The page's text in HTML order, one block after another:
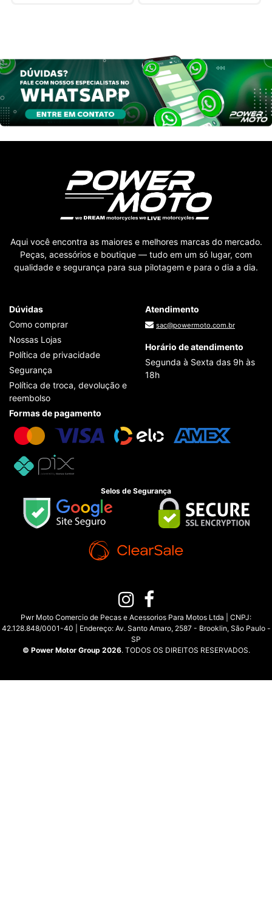
Aqui você encontra as maiores e melhores marcas do mercado.
Peças, acessórios e boutique — tudo em um só lugar, com
qualidade e segurança para sua pilotagem e para o dia a dia.
Dúvidas
Como comprar
Nossas Lojas
Política de privacidade
Segurança
Política de troca, devolução e
reembolso
Atendimento
sac@powermoto.com.br
Horário de atendimento
Segunda à Sexta das 9h às
18h
Formas de pagamento
Selos de Segurança
Pwr Moto Comercio de Pecas e Acessorios Para Motos Ltda | CNPJ:
42.128.848/0001-40 | Endereço: Av. Santo Amaro, 2587 - Brooklin, São Paulo -
SP
© Power Motor Group 2026. TODOS OS DIREITOS RESERVADOS.